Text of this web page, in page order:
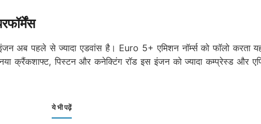
अब पहले से ज्यादा एडवांस है। Euro 5+ एमिशन नॉर्म्स को फॉलो करता
क्रैंकशाफ्ट, पिस्टन और कनेक्टिंग रॉड इस इंजन को ज्यादा कम्प्रेस्ड और
ये भी पढ़ें